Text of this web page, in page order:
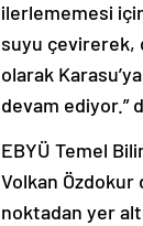
ilerlememesi
suyu çevirerek,
olarak
devam ediyor.”
EBYÜ Temel
Volkan
noktadan yer